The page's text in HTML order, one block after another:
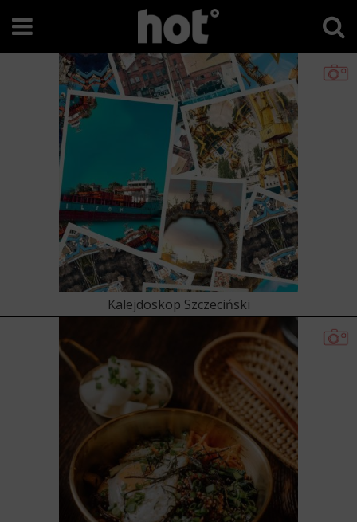
Kalejdoskop Szczeciński